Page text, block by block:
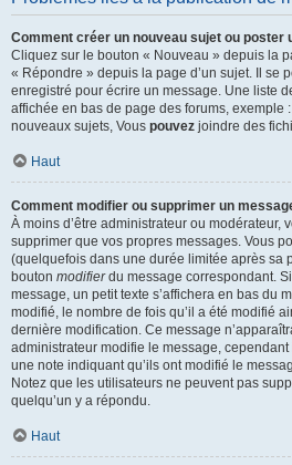
Comment créer un nouveau sujet ou poster
Cliquez sur le bouton « Nouveau » depuis la
« Répondre » depuis la page d’un sujet. Il se
enregistré pour écrire un message. Une liste
affichée en bas de page des forums, exemple
nouveaux sujets, Vous pouvez joindre des
Haut
Comment modifier ou supprimer un
À moins d’être administrateur ou modérateur,
supprimer que vos propres messages. Vous
(quelquefois dans une durée limitée après sa
bouton modifierdu message correspondant.
message, un petit texte s’affichera en bas du
modifié, le nombre de fois qu’il a été modifié
dernière modification. Ce message
administrateur modifie le message,
une note indiquant qu’ils ont modifié le
Notez que les utilisateurs ne peuvent pas
quelqu’un y a répondu.
Haut